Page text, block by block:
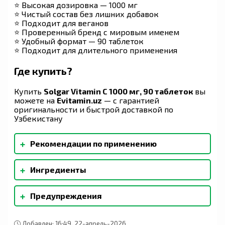
⭐ Высокая дозировка — 1000 мг
⭐ Чистый состав без лишних добавок
⭐ Подходит для веганов
⭐ Проверенный бренд с мировым именем
⭐ Удобный формат — 90 таблеток
⭐ Подходит для длительного применения
Где купить?
Купить Solgar Vitamin C 1000 мг, 90 таблеток вы
можете на Evitamin.uz — с гарантией
оригинальности и быстрой доставкой по
Узбекистану
+ Рекомендации по применению
В качестве пищевой добавки для взрослых
принимать по одной (1) таблетке в день
(желательно во время еды) или в соответствии
с назначением врача.
+ Ингредиенты
Микрокристаллическая целлюлоза,
растительная целлюлоза, растительная
стеариновая кислота, диоксид кремния,
+ Предупреждения
время беременности, кормления грудью,
Добавлен: 16:49, 22-апрель-2026